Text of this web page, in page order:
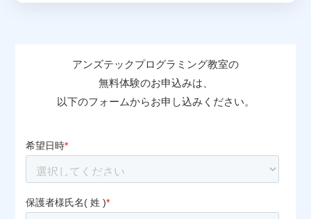
アンズテックプログラミング教室の
無料体験のお申込みは、
以下のフォームからお申し込みください。